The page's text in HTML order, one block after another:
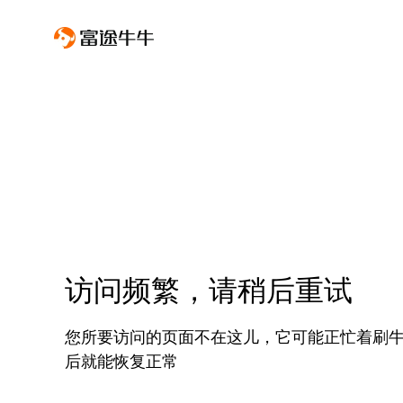
访问频繁，请稍后重试
您所要访问的页面不在这儿，它可能正忙着刷
后就能恢复正常